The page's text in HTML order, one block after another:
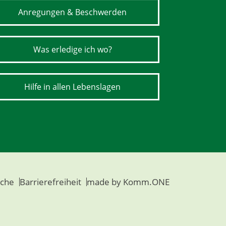
Anregungen & Beschwerden
Was erledige ich wo?
Hilfe in allen Lebenslagen
Barrierefreiheit made by Komm.ONE